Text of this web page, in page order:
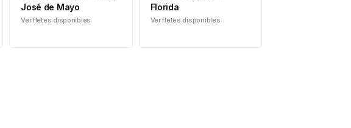
José de Mayo
Ver fletes disponibles
Florida
Ver fletes disponibles